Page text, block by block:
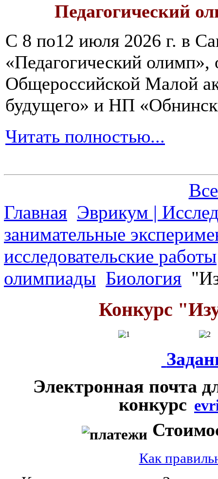
Педагогический
С 8 по12 июля 2026 г. в
«Педагогический олимп»,
Общероссийской Малой
будущего» и НП
Читать полностью...
Главная Эврикум |
занимательные
исследовательские работы
олимпиады Биология
Конкурс
Электронная почта
конкурс
Как